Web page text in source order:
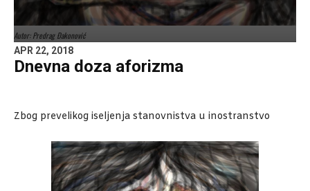
Autor: Predrag Đakonović
APR 22, 2018
Dnevna doza aforizma
Zbog prevelikog iseljenja stanovnistva u inostranstvo